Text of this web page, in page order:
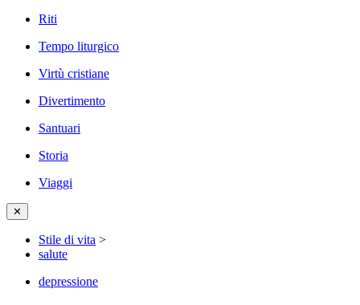
Riti
Tempo liturgico
Virtù cristiane
Divertimento
Santuari
Storia
Viaggi
✕
Stile di vita >
salute
depressione